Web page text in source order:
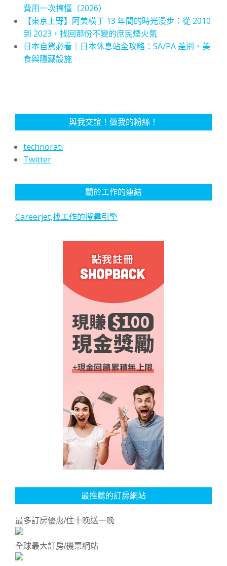
費用一次搞懂（2026）
【東京上野】阿美橫丁 13 年間的時光漫步：從 2010
到 2023，找回那份不變的庶民煙火氣
日本自駕必看｜日本休息站全攻略：SA/PA 差別、美
食與隱藏設施
與我交誼！做我的粉絲！
technorati
Twitter
關於工作的連結
Careerjet,找工作的搜尋引擎
最推薦的訂房網站
最多訂房優惠/住十晚送一晚
全球最大訂房/機票網站